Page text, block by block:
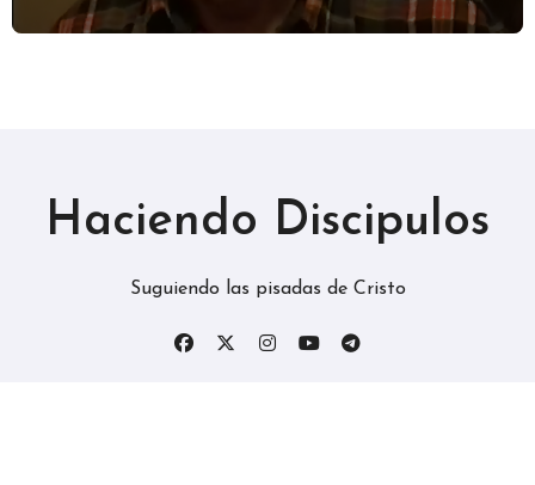
Haciendo Discipulos
Suguiendo las pisadas de Cristo